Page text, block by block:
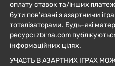
оплату ставок та/інших
бути пов’язані з азартними
тоталізаторами. Будь-які
ресурсі zbirna.com
інформаційних цілях.
УЧАСТЬ В АЗАРТНИХ ІГРАХ